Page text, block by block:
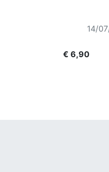
14/
€ 6,90